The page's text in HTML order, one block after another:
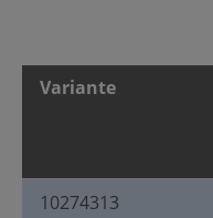
Variante
10274313